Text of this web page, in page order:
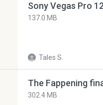
137.0 MB
Tales S.
The Fappening
302.4 MB